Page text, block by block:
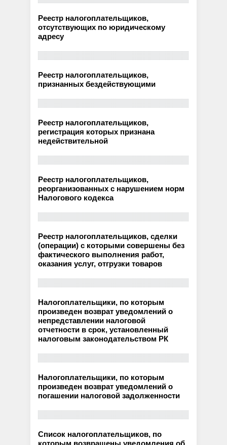
Реестр налогоплательщиков,
отсутствующих по юридическому
адресу
Реестр налогоплательщиков,
признанных бездействующими
Реестр налогоплательщиков,
регистрация которых признана
недействительной
Реестр налогоплательщиков,
реорганизованных с нарушением норм
Налогового кодекса
Реестр налогоплательщиков, сделки
(операции) с которыми совершены без
фактического выполнения работ,
оказания услуг, отгрузки товаров
Налогоплательщики, по которым
произведен возврат уведомлений о
непредставлении налоговой
отчетности в срок, установленный
налоговым законодательством РК
Налогоплательщики, по которым
произведен возврат уведомлений о
погашении налоговой задолженности
Список налогоплательщиков, по
которым возвращены уведомления об